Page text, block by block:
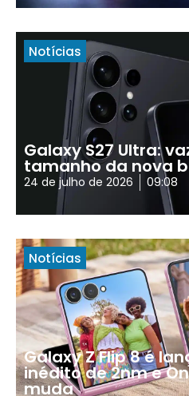
Notícias
Galaxy S27 Ultra:
tamanho da nova
24 de julho de 2026 09:08
Notícias
Galaxy Z Flip 8 é
inédito de 2nm e
muda